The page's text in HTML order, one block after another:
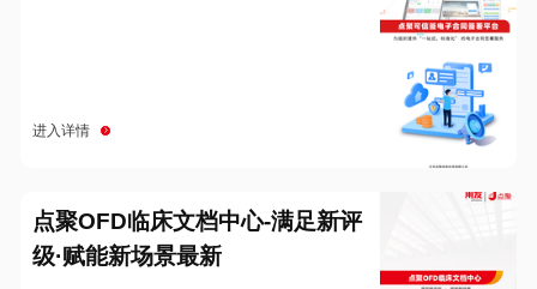
进入详情
点聚OFD临床文档中心-满足新评
级·赋能新场景最新